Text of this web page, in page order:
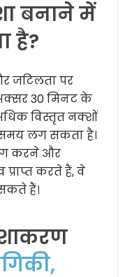
बनाने में
है?
जटिलता पर
30 मिनट के
विस्तृत नक्शों
लग सकता है।
करने और
करते हैं, वे
हैं।